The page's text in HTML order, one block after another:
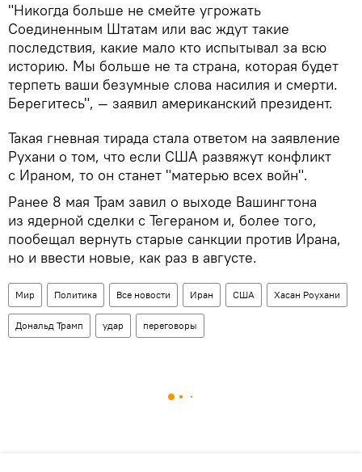
"Никогда больше не смейте угрожать
Соединенным Штатам или вас ждут такие
последствия, какие мало кто испытывал за всю
историю. Мы больше не та страна, которая будет
терпеть ваши безумные слова насилия и смерти.
Берегитесь", — заявил американский президент.
Такая гневная тирада стала ответом на заявление
Рухани о том, что если США развяжут конфликт
с Ираном, то он станет "матерью всех войн".
Ранее 8 мая Трам завил о выходе Вашингтона
из ядерной сделки с Тегераном и, более того,
пообещал вернуть старые санкции против Ирана,
но и ввести новые, как раз в августе.
Мир Политика Все новости Иран США Хасан Роухани
Дональд Трамп удар переговоры